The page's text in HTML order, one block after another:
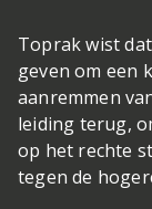
Toprak wist
geven om een
aanremmen
leiding terug,
op het rechte
tegen de